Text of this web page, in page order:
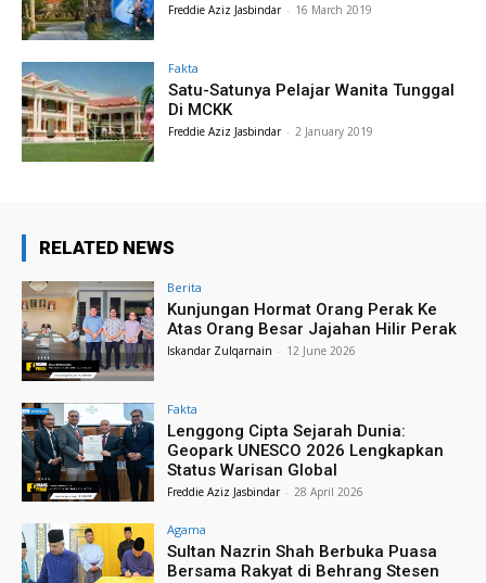
Freddie Aziz Jasbindar - 16 March 2019
Fakta
Satu-Satunya Pelajar Wanita Tunggal
Di MCKK
Freddie Aziz Jasbindar - 2 January 2019
RELATED NEWS
Berita
Kunjungan Hormat Orang Perak Ke
Atas Orang Besar Jajahan Hilir Perak
Iskandar Zulqarnain - 12 June 2026
Fakta
Lenggong Cipta Sejarah Dunia:
Geopark UNESCO 2026 Lengkapkan
Status Warisan Global
Freddie Aziz Jasbindar - 28 April 2026
Agama
Sultan Nazrin Shah Berbuka Puasa
Bersama Rakyat di Behrang Stesen